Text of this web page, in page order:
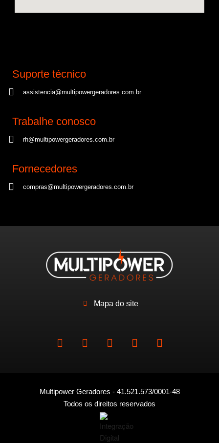
Suporte técnico
assistencia@multipowergeradores.com.br
Trabalhe conosco
rh@multipowergeradores.com.br
Fornecedores
compras@multipowergeradores.com.br
Mapa do site
Multipower Geradores - 41.521.573/0001-48
Todos os direitos reservados